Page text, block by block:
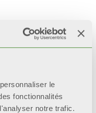
le
fonctionnalités
notre trafic.